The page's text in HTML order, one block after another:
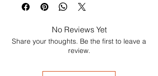
No Reviews Yet
Share your thoughts. Be the first to leave a
review.